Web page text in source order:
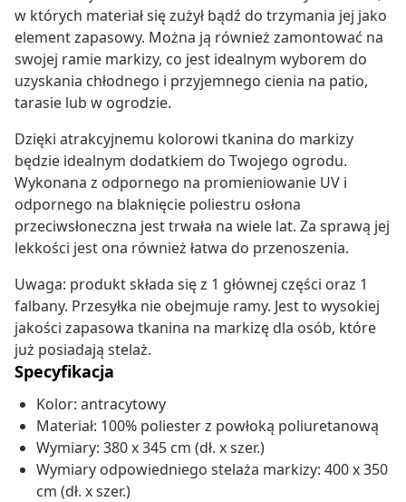
w których materiał się zużył bądź do trzymania jej jako
element zapasowy. Można ją również zamontować na
swojej ramie markizy, co jest idealnym wyborem do
uzyskania chłodnego i przyjemnego cienia na patio,
tarasie lub w ogrodzie.
Dzięki atrakcyjnemu kolorowi tkanina do markizy
będzie idealnym dodatkiem do Twojego ogrodu.
Wykonana z odpornego na promieniowanie UV i
odpornego na blaknięcie poliestru osłona
przeciwsłoneczna jest trwała na wiele lat. Za sprawą jej
lekkości jest ona również łatwa do przenoszenia.
Uwaga: produkt składa się z 1 głównej części oraz 1
falbany. Przesyłka nie obejmuje ramy. Jest to wysokiej
jakości zapasowa tkanina na markizę dla osób, które
już posiadają stelaż.
Specyfikacja
Kolor: antracytowy
Materiał: 100% poliester z powłoką poliuretanową
Wymiary: 380 x 345 cm (dł. x szer.)
Wymiary odpowiedniego stelaża markizy: 400 x 350
cm (dł. x szer.)